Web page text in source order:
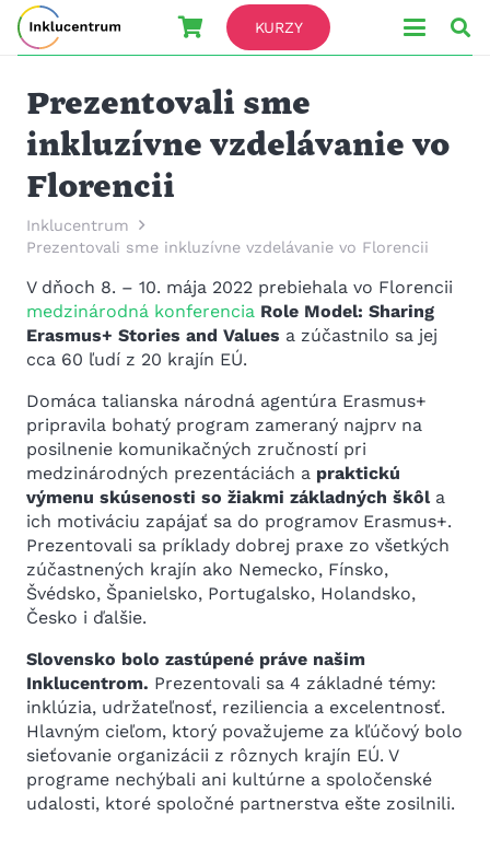
KURZY
Prezentovali sme
inkluzívne vzdelávanie vo
Florencii
Inklucentrum
Prezentovali sme inkluzívne vzdelávanie vo Florencii
V dňoch 8. – 10. mája 2022 prebiehala vo Florencii
medzinárodná konferencia Role Model: Sharing
Erasmus+ Stories and Values a zúčastnilo sa jej
cca 60 ľudí z 20 krajín EÚ.
Domáca talianska národná agentúra Erasmus+
pripravila bohatý program zameraný najprv na
posilnenie komunikačných zručností pri
medzinárodných prezentáciách a praktickú
výmenu skúsenosti so žiakmi základných škôla
ich motiváciu zapájať sa do programov Erasmus+.
Prezentovali sa príklady dobrej praxe zo všetkých
zúčastnených krajín ako Nemecko, Fínsko,
Švédsko, Španielsko, Portugalsko, Holandsko,
Česko i ďalšie.
Slovensko bolo zastúpené práve našim
Inklucentrom. Prezentovali sa 4 základné témy:
inklúzia, udržateľnosť, reziliencia a excelentnosť.
Hlavným cieľom, ktorý považujeme za kľúčový bolo
sieťovanie organizácii z rôznych krajín EÚ. V
programe nechýbali ani kultúrne a spoločenské
udalosti, ktoré spoločné partnerstva ešte zosilnili.